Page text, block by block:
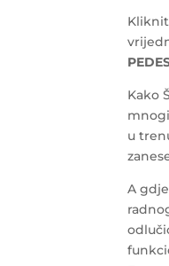
Kako
u
A